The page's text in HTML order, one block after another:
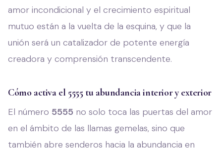
amor incondicional y el crecimiento espiritual
mutuo están a la vuelta de la esquina, y que la
unión será un catalizador de potente energía
creadora y comprensión transcendente.
Cómo activa el 5555 tu abundancia interior y exterior
El número 5555 no solo toca las puertas del amor
en el ámbito de las llamas gemelas, sino que
también abre senderos hacia la abundancia en